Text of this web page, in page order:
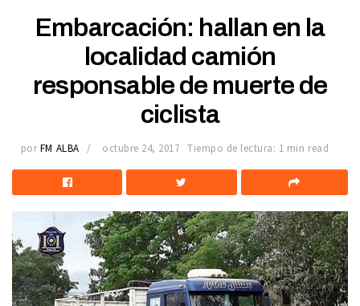
Embarcación: hallan en la
localidad camión
responsable de muerte de
ciclista
por FM ALBA octubre 24, 2017 Tiempo de lectura: 1 min read